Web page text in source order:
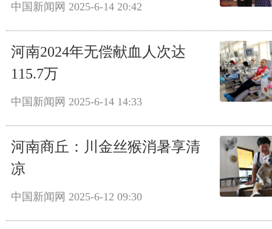
中国新闻网 2025-6-14 20:42
河南2024年无偿献血人次达
115.7万
中国新闻网 2025-6-14 14:33
河南商丘：川金丝猴消暑享清
凉
中国新闻网 2025-6-12 09:30